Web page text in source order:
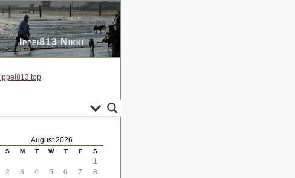
Ippei813 Nikki
Ippei813 top
August 2026
S M T W T F S
1
2
3 4 5 6 7
8